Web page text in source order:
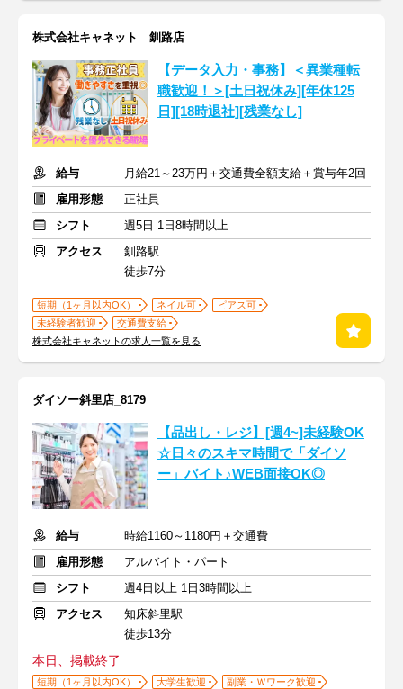
株式会社キャネット 釧路店
【データ入力・事務】＜異業種転
職歓迎！＞[土日祝休み][年休125
日][18時退社][残業なし]
給与
月給21～23万円＋交通費全額支給＋賞与年2回
雇用形態
正社員
シフト
週5日 1日8時間以上
アクセス
釧路駅
徒歩7分
短期（1ヶ月以内OK） ネイル可
ピアス可
未経験者歓迎
交通費支給
株式会社キャネットの求人一覧を見る
ダイソー斜里店_8179
【品出し・レジ】[週4~]未経験OK
☆日々のスキマ時間で「ダイソ
ー」バイト♪WEB面接OK◎
給与
時給1160～1180円＋交通費
雇用形態
アルバイト・パート
シフト
週4日以上 1日3時間以上
アクセス
知床斜里駅
徒歩13分
本日、掲載終了
短期（1ヶ月以内OK） 大学生歓迎
副業・Ｗワーク歓迎